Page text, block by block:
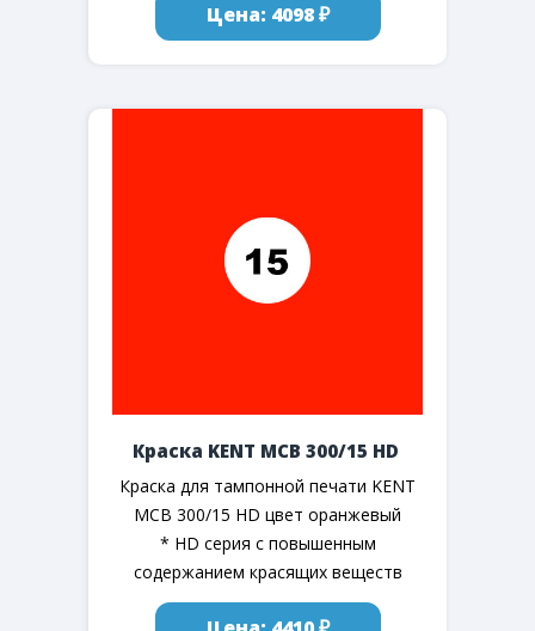
Цена: 4098 ₽
Краска KENT MCB 300/15 HD
Краска для тампонной печати KENT
MCB 300/15 HD цвет оранжевый
* HD серия с повышенным
содержанием красящих веществ